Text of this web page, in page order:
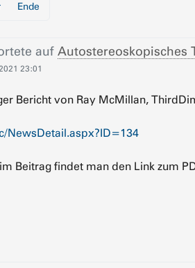
Ende
auf Autostereoskopisches
23:01
Bericht von Ray McMillan,
NewsDetail.aspx?ID=134
Beitrag findet man den Link zum